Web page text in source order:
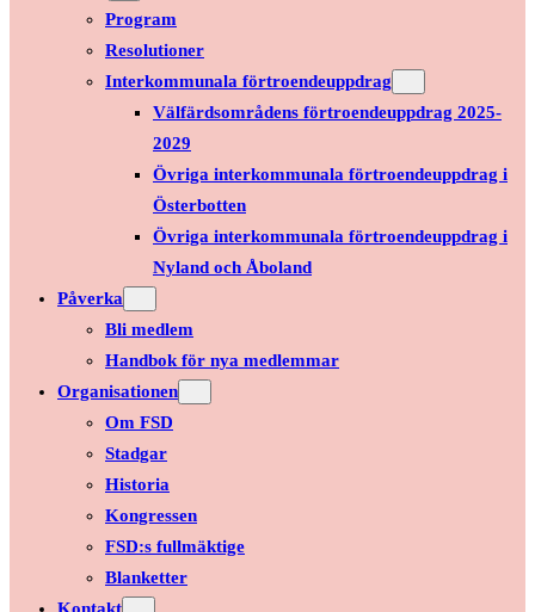
Program
Resolutioner
Interkommunala förtroendeuppdrag
Välfärdsområdens förtroendeuppdrag 2025-
2029
Övriga interkommunala förtroendeuppdrag i
Österbotten
Övriga interkommunala förtroendeuppdrag i
Nyland och Åboland
Påverka
Bli medlem
Handbok för nya medlemmar
Organisationen
Om FSD
Stadgar
Historia
Kongressen
FSD:s fullmäktige
Blanketter